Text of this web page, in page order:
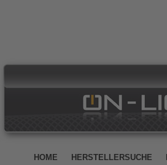
HOME HERSTELLERSUCHE